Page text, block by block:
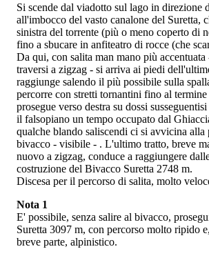
Si scende dal viadotto sul lago in direzione
all'imbocco del vasto canalone del Suretta,
sinistra del torrente (più o meno coperto di
fino a sbucare in anfiteatro di rocce (che
Da qui, con salita man mano più
traversi a zigzag - si arriva ai piedi
raggiunge salendo il più possibile sulla
percorre con stretti tornantini fino al
prosegue verso destra su dossi
il falsopiano un tempo occupato dal
qualche blando saliscendi ci si avvicina alla
bivacco - visibile - . L'ultimo tratto, breve
nuovo a zigzag, conduce a raggiungere
costruzione del Bivacco Suretta 2748 m.
Discesa per il percorso di salita, molto
Nota 1
E' possibile, senza salire al bivacco,
Suretta 3097 m, con percorso molto ripido
breve parte, alpinistico.